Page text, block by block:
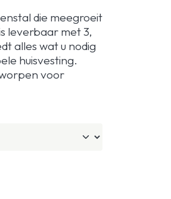
die meegroeit
leverbaar met 3,
alles wat u nodig
huisvesting.
voor